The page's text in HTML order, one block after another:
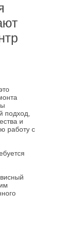
подход,
и
работу с